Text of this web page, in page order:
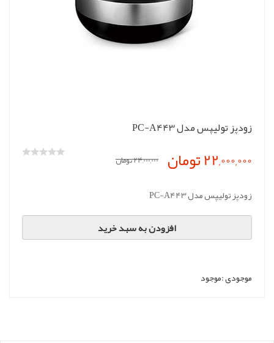
زودپز تولیپس مدل PC-A443
22,000,000 تومان 24,000,000 تومان
زودپز تولیپس مدل PC-A443
افزودن به سبد خرید
موجودی :موجود